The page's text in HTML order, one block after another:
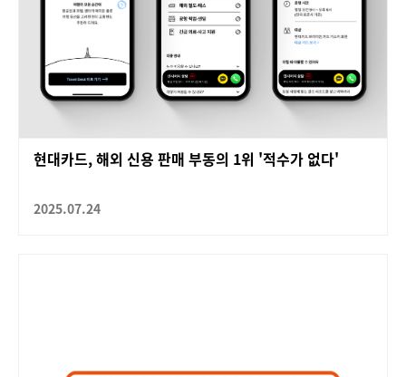
현대카드, 해외 신용 판매 부동의 1위 '적수가 없다'
2025.07.24